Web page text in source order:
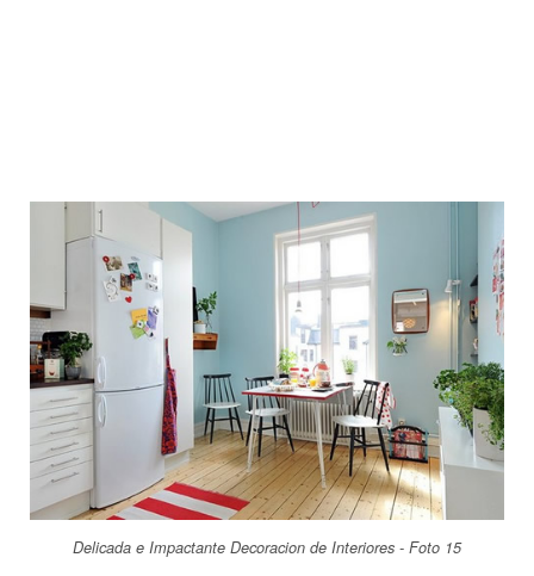
Delicada e Impactante Decoracion de Interiores - Foto 15